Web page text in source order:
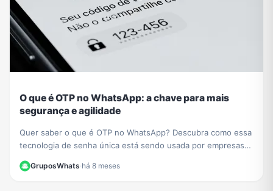
O que é OTP no WhatsApp: a chave para mais
segurança e agilidade
Quer saber o que é OTP no WhatsApp? Descubra como essa
tecnologia de senha única está sendo usada por empresas
como PicPay para aumentar sua segurança online.
GruposWhats·há 8 meses